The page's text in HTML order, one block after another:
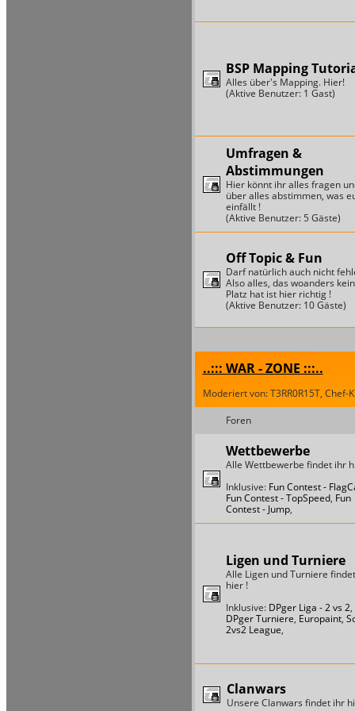
BSP Mapping
Alles über's Mapping. Hier!
(Aktive Benutzer: 1 Gast)
Umfragen &
Abstimmungen
Hier könnt ihr alles fragen
über alles abstimmen, was
einfällt !
(Aktive Benutzer: 5 Gäste)
Off Topic & Fun
Darf natürlich auch nicht
Also alles, das woanders
Platz hat ist hier richtig !
(Aktive Benutzer: 10 Gäste)
..::: WAR - ZONE :::..
Moderiert von: T3RR0R15T, Chef-
Foren
Wettbewerbe
Alle Wettbewerbe findet ihr
Inklusive: Fun Contest -
Fun Contest - TopSpeed, Fun
Contest - Jump,
Ligen und Turniere
Alle Ligen und Turniere
hier !
Inklusive: DPger Liga - 2 vs 2,
DPger Turniere, Europaint,
2vs2 League,
Clanwars
Unsere Clanwars findet ihr